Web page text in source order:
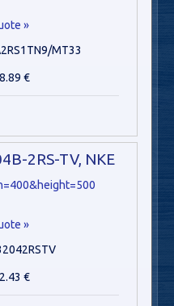
»
MT33
€
2RS-TV, NKE
»
€